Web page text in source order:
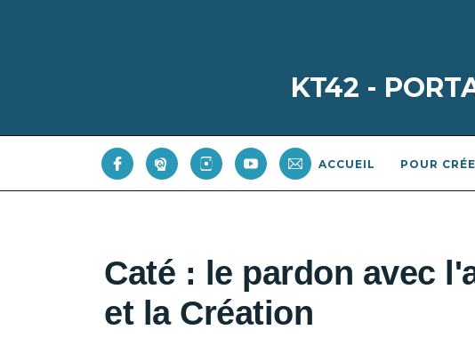
KT42 -
ACCUEIL POUR
Caté : le pardon avec
et la Création